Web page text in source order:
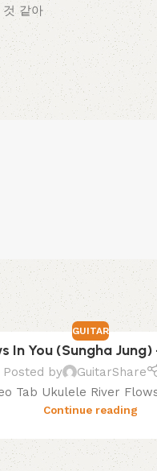
것 같아
GUITAR
In You (Sungha
Posted by GuitarShare
Tab Ukulele River
Continue reading